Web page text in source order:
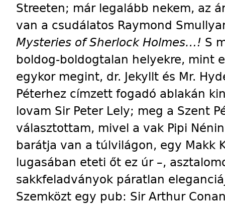
Streeten; már legalább nekem, az
van a csudálatos Raymond
Mysteries of Sherlock Holmes…! S
boldog-boldogtalan helyekre, mint
egykor megint, dr. Jekyllt és Mr.
Péterhez címzett fogadó ablakán
lovam Sir Peter Lely; meg a Szent
választottam, mivel a vak Pipi
barátja van a túlvilágon, egy Makk
lugasában eteti őt ez úr –,
sakkfeladványok páratlan
Szemközt egy pub: Sir Arthur